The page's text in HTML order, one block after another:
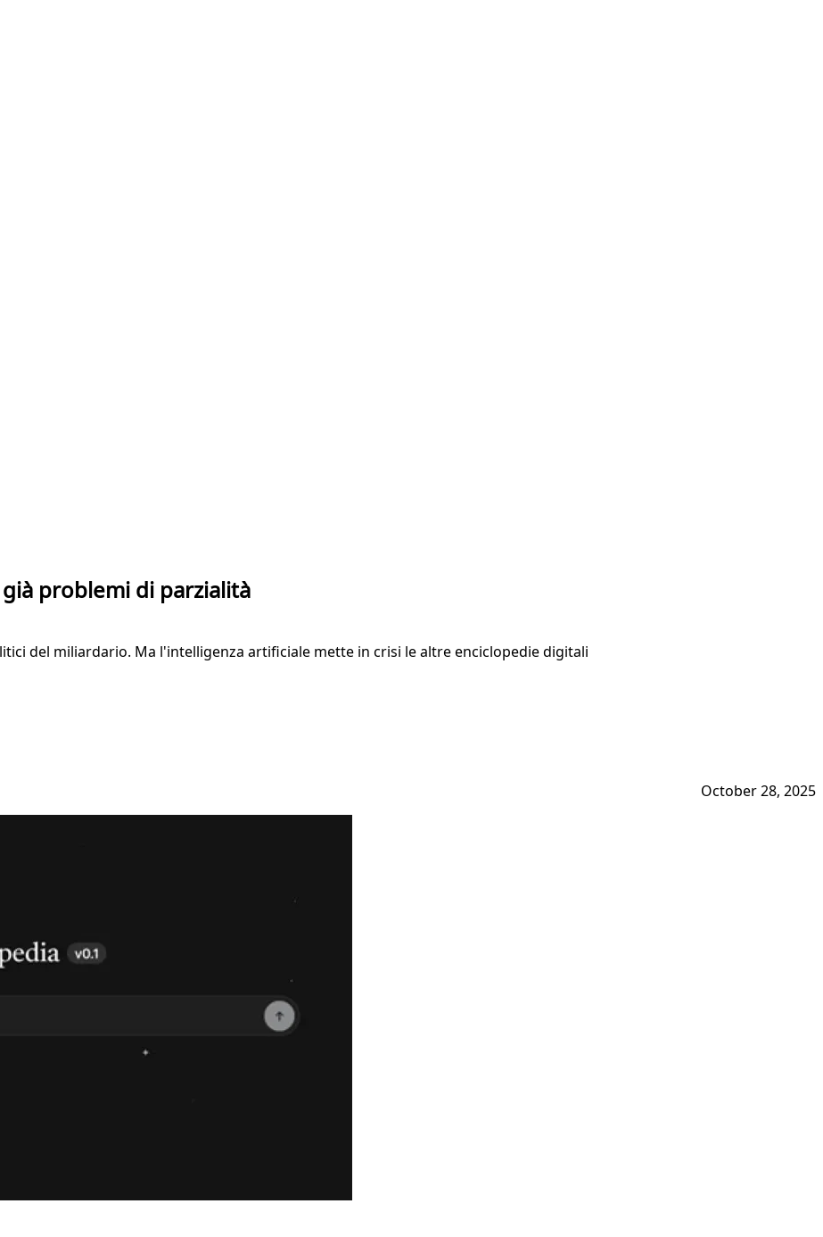
problemi di parzialità
del miliardario. Ma l'intelligenza artificiale mette in crisi le altre enciclopedie digitali
October 28, 2025